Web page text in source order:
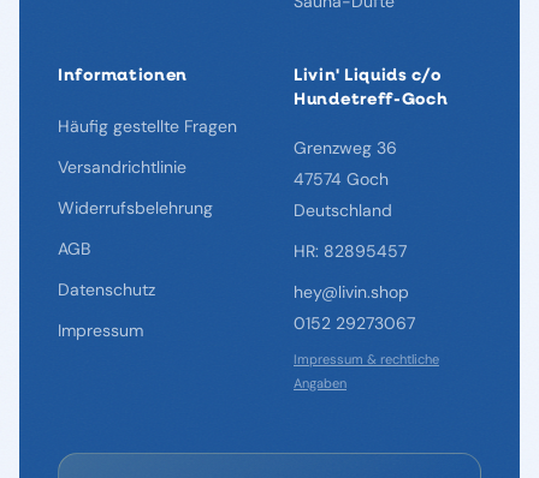
Informationen
Häufig gestellte Fragen
Versandrichtlinie
Widerrufsbelehrung
AGB
Datenschutz
Impressum
Livin' Liquids c/o
Hundetreff-Goch
Grenzweg 36
47574 Goch
Deutschland
HR: 82895457
hey@livin.shop
0152 29273067
Impressum & rechtliche
Angaben